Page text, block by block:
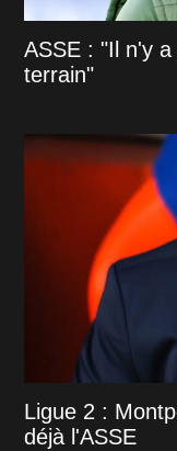
ASSE : "Il n'y
terrain"
Ligue 2 :
déjà l'ASSE